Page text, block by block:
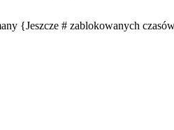
{Jeszcze # zablokowanych